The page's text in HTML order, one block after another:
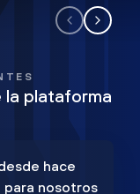
plataforma
hace
para nosotros